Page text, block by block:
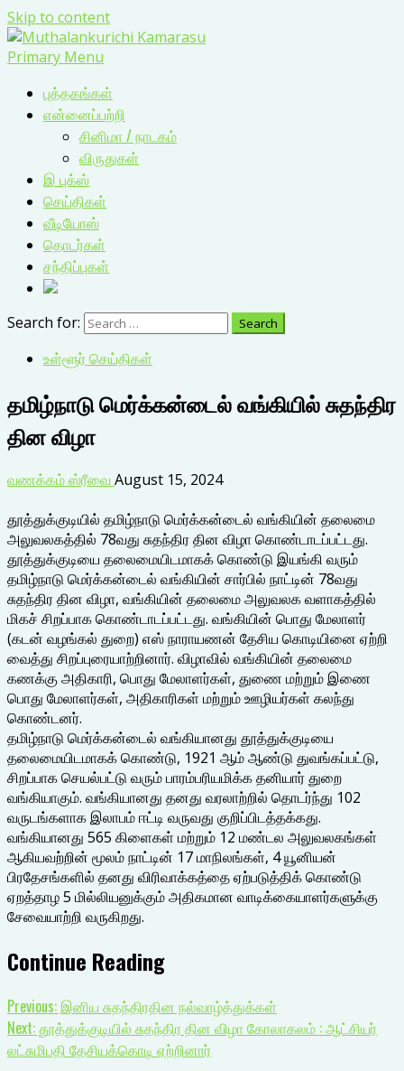
Skip to content
Primary Menu
புத்தகங்கள்
என்னைப்பற்றி
சினிமா / நாடகம்
விருதுகள்
இ புக்ஸ்
செய்திகள்
வீடியோஸ்
தொடர்கள்
சந்திப்புகள்
Search for:
உள்ளூர் செய்திகள்
தமிழ்நாடு மெர்க்கன்டைல் வங்கியில் சுதந்திர
தின விழா
வணக்கம் ஸ்ரீவை August 15, 2024
தூத்துக்குடியில் தமிழ்நாடு மெர்க்கன்டைல் வங்கியின் தலைமை
அலுவலகத்தில் 78வது சுதந்திர தின விழா கொண்டாடப்பட்டது.
தூத்துக்குடியை தலைமையிடமாகக் கொண்டு இயங்கி வரும்
தமிழ்நாடு மெர்க்கன்டைல் வங்கியின் சார்பில் நாட்டின் 78வது
சுதந்திர தின விழா, வங்கியின் தலைமை அலுவலக வளாகத்தில்
மிகச் சிறப்பாக கொண்டாடப்பட்டது. வங்கியின் பொது மேலாளர்
(கடன் வழங்கல் துறை) எஸ் நாராயணன் தேசிய கொடியினை ஏற்றி
வைத்து சிறப்புரையாற்றினார். விழாவில் வங்கியின் தலைமை
கணக்கு அதிகாரி, பொது மேலாளர்கள், துணை மற்றும் இணை
பொது மேலாளர்கள், அதிகாரிகள் மற்றும் ஊழியர்கள் கலந்து
கொண்டனர்.
தமிழ்நாடு மெர்க்கன்டைல் வங்கியானது தூத்துக்குடியை
தலைமையிடமாகக் கொண்டு, 1921 ஆம் ஆண்டு துவங்கப்பட்டு,
சிறப்பாக செயல்பட்டு வரும் பாரம்பரியமிக்க தனியார் துறை
வங்கியாகும். வங்கியானது தனது வரலாற்றில் தொடர்ந்து 102
வருடங்களாக இலாபம் ஈட்டி வருவது குறிப்பிடத்தக்கது.
வங்கியானது 565 கிளைகள் மற்றும் 12 மண்டல அலுவலகங்கள்
ஆகியவற்றின் மூலம் நாட்டின் 17 மாநிலங்கள், 4 யூனியன்
பிரதேசங்களில் தனது விரிவாக்கத்தை ஏற்படுத்திக் கொண்டு
ஏறத்தாழ 5 மில்லியனுக்கும் அதிகமான வாடிக்கையாளர்களுக்கு
சேவையாற்றி வருகிறது.
Continue Reading
Previous: இனிய சுதந்திரதின நல்வாழ்த்துக்கள்
Next:தூத்துக்குடியில் சுதந்திர தின விழா கோலாகலம் : ஆட்சியர்
லட்சுமிபதி தேசியக்கொடி ஏற்றினார்